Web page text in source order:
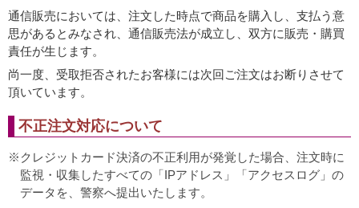
通信販売においては、注文した時点で商品を購入し、支払う意
思があるとみなされ、通信販売法が成立し、双方に販売・購買
責任が生じます。
尚一度、受取拒否されたお客様には次回ご注文はお断りさせて
頂いています。
不正注文対応について
クレジットカード決済の不正利用が発覚した場合、注文時に
監視・収集したすべての「IPアドレス」「アクセスログ」の
データを、警察へ提出いたします。